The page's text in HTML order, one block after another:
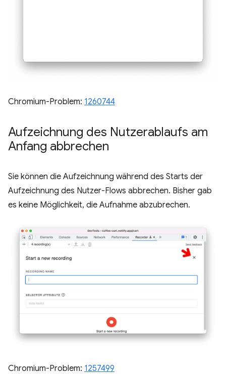
Chromium-Problem: 1260744
Aufzeichnung des Nutzerablaufs am
Anfang abbrechen
Sie können die Aufzeichnung während des Starts der
Aufzeichnung des Nutzer-Flows abbrechen. Bisher gab
es keine Möglichkeit, die Aufnahme abzubrechen.
Chromium-Problem: 1257499